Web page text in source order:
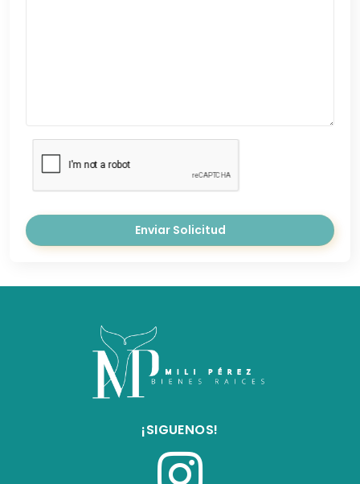
Enviar Solicitud
¡SIGUENOS!